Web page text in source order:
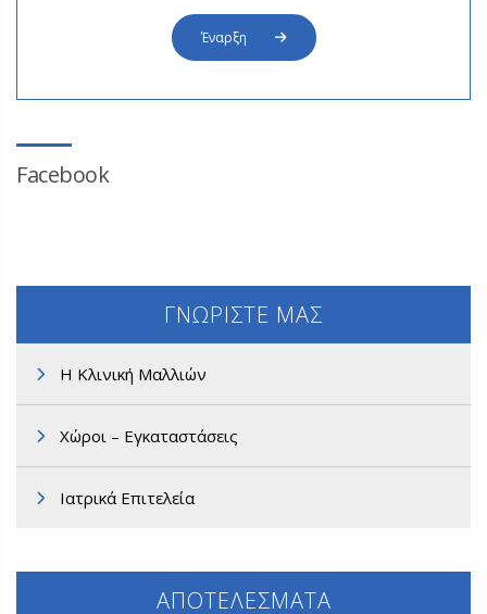
Έναρξη
Facebook
ΓΝΩΡΙΣΤΕ ΜΑΣ
Η Κλινική Μαλλιών
Χώροι – Εγκαταστάσεις
Ιατρικά Επιτελεία
ΑΠΟΤΕΛΕΣΜΑΤΑ